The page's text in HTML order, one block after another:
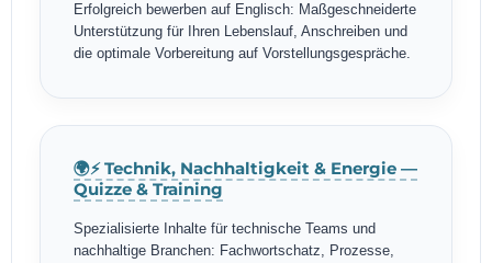
Erfolgreich bewerben auf Englisch: Maßgeschneiderte
Unterstützung für Ihren Lebenslauf, Anschreiben und
die optimale Vorbereitung auf Vorstellungsgespräche.
🌍⚡ Technik, Nachhaltigkeit & Energie —
Quizze & Training
Spezialisierte Inhalte für technische Teams und
nachhaltige Branchen: Fachwortschatz, Prozesse,